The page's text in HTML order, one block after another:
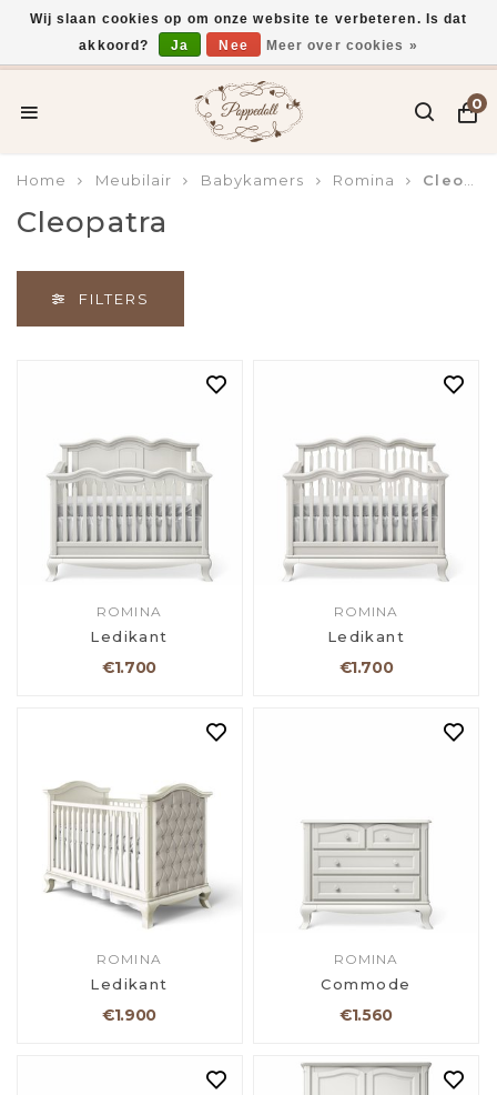
Voor 15:00 uur besteld, vandaag verzonden*
0
Home Meubilair Babykamers Romina Cleopatra
Cleopatra
FILTERS
ROMINA
Ledikant
€1.700
ROMINA
Ledikant
€1.700
ROMINA
Ledikant
€1.900
ROMINA
Commode
€1.560
Wij slaan cookies op om onze website te verbeteren. Is dat
akkoord?
Ja Nee Meer over cookies »